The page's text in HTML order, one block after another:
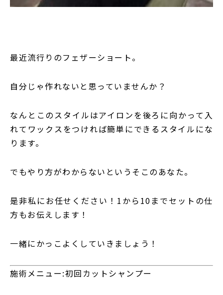
最近流行りのフェザーショート。
自分じゃ作れないと思っていませんか？
なんとこのスタイルはアイロンを後ろに向かって入
れてワックスをつければ簡単にできるスタイルにな
ります。
でもやり方がわからないというそこのあなた。
是非私にお任せください！1から10までセットの仕
方もお伝えします！
一緒にかっこよくしていきましょう！
施術メニュー:初回カットシャンプー